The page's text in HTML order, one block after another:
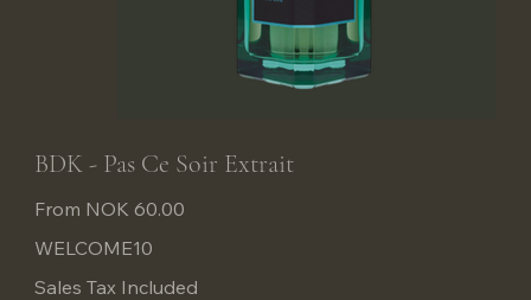
BDK - Pas Ce Soir Extrait
From NOK 60.00
WELCOME10
Sales Tax Included